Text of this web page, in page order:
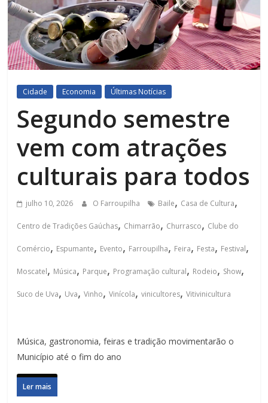
Cidade Economia Últimas Notícias
Segundo semestre
vem com atrações
culturais para todos
julho 10, 2026 O Farroupilha Baile, Casa de Cultura,
Centro de Tradições Gaúchas, Chimarrão, Churrasco, Clube do
Comércio, Espumante, Evento, Farroupilha, Feira, Festa, Festival,
Moscatel, Música, Parque, Programação cultural, Rodeio, Show,
Suco de Uva, Uva,Vinho,Vinícola,vinicultores,Vitivinicultura
Música, gastronomia, feiras e tradição movimentarão o
Município até o fim do ano
Ler mais